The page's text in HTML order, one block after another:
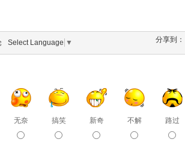
Select Language ▼ 分享到：
无奈 搞笑 新奇 不解 路过